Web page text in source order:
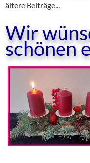
ältere Beiträge...
Wir
schönen